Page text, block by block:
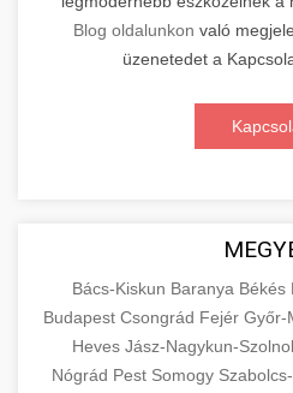
Blog oldalunkon való
üzenetedet a
Bács-Kiskun Baranya Békés
Budapest Csongrád Fejér Győr-
Heves Jász-Nagykun-
Nógrád Pest Somogy